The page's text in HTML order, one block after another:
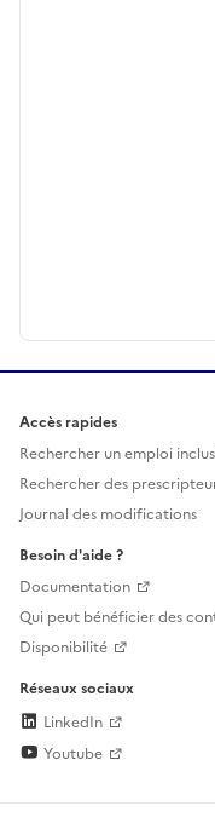
Accès rapides
Rechercher un emploi
Rechercher des
Journal des modifications
Besoin d'aide ?
Documentation
Qui peut bénéficier des
Disponibilité
Réseaux sociaux
LinkedIn
Youtube